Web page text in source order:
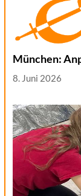
München:
8. Juni 2026